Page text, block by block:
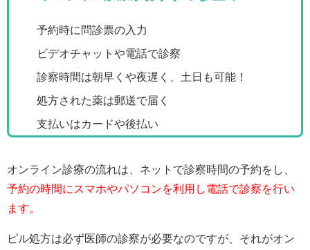
予約時に問診票の入力
ビデオチャットや電話で診察
診察時間は朝早くや夜遅く、土日も可能！
処方された薬は郵送で届く
支払いはカードや後払い
オンライン診療の流れは、ネットで診察時間の予約をし、
予約の時間にスマホやパソコンを利用し電話で診察を行い
ます。
ピル処方は必ず医師の診察が必要なのですが、それがオン